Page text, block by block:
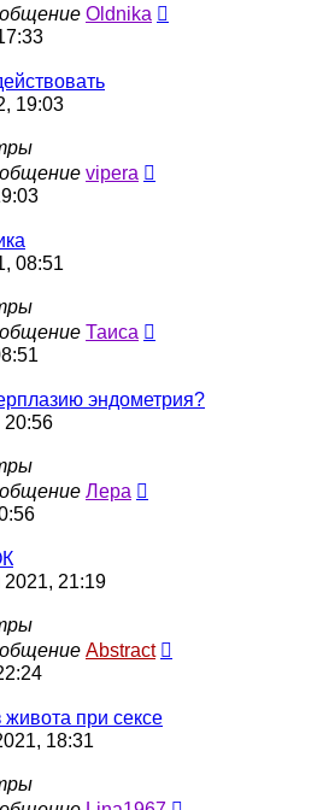
Oldnika
19:03
vipera
08:51
Таиса
эндометрия?
20:56
Лера
21:19
Abstract
при сексе
18:31